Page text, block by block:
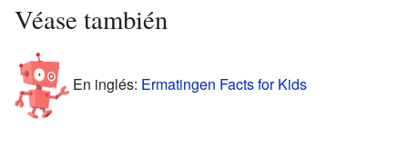
Véase también
En inglés: Ermatingen Facts for Kids